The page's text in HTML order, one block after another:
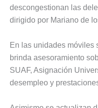
descongestionan las
dirigido por Mariano de
En las unidades móviles
brinda asesoramiento
SUAF, Asignación
desempleo y